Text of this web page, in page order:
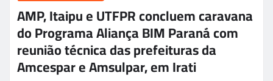
AMP, Itaipu e UTFPR concluem caravana
do Programa Aliança BIM Paraná com
reunião técnica das prefeituras da
Amcespar e Amsulpar, em Irati